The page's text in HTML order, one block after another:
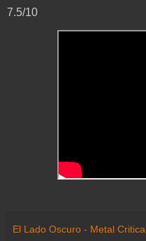
7.5/10
El Lado Oscuro - Metal Critica